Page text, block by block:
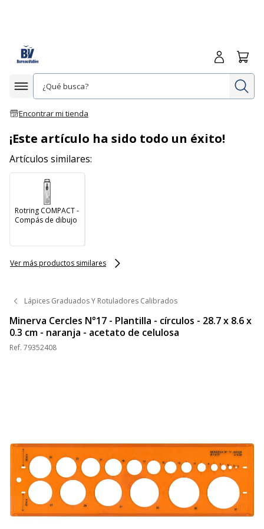
Afficher la navigation
Encontrar mi tienda
Iniciar
¡Este artículo ha sido todo un éxito!
Artículos similares:
Rotring COMPACT -
Compás de dibujo
Ver más productos similares
Lápices Graduados Y Rotuladores Calibrados
Minerva Cercles N°17 - Plantilla - círculos - 28.7 x 8.6 x
0.3 cm - naranja - acetato de celulosa
Ref. 79352408